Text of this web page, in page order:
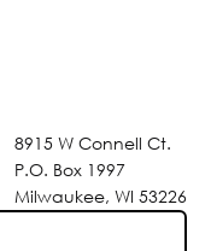
8915 W Connell Ct.
P.O. Box 1997
Milwaukee, WI 53226